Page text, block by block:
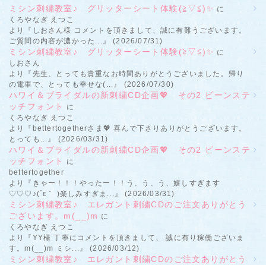
ミシン刺繍教室♪ グリッターシート体験(≧▽≦)✨ に
くろやなぎ えつこ
より『しおさん様 コメントを頂きまして、誠に有難うございます。
ご質問の内容が濃かった...』 (2026/07/31)
ミシン刺繍教室♪ グリッターシート体験(≧▽≦)✨ に
しおさん
より『先生、とっても貴重なお時間ありがとうございました。帰り
の電車で、とっても幸せな(...』 (2026/07/30)
ハワイ＆ブライダルの新刺繍CD企画💖 その2 ビーンステ
ッチフォント
に
くろやなぎ えつこ
より『bettertogetherさま💖 喜んで下さりありがとうございます。
とっても...』 (2026/03/31)
ハワイ＆ブライダルの新刺繍CD企画💖 その2 ビーンステ
ッチフォント
に
bettertogether
より『きゃー！！！やったー！！う、う、う、嬉しすぎます
♡♡♡♪(´ε｀ )楽しみすぎま...』 (2026/03/31)
ミシン刺繍教室♪ エレガント刺繍CDのご注文ありがとう
ございます。m(__)m に
くろやなぎ えつこ
より『YY様 丁寧にコメントを頂きまして、 誠に有り稼働ございま
す。m(__)m ミシ...』 (2026/03/12)
ミシン刺繍教室♪ エレガント刺繍CDのご注文ありがとう